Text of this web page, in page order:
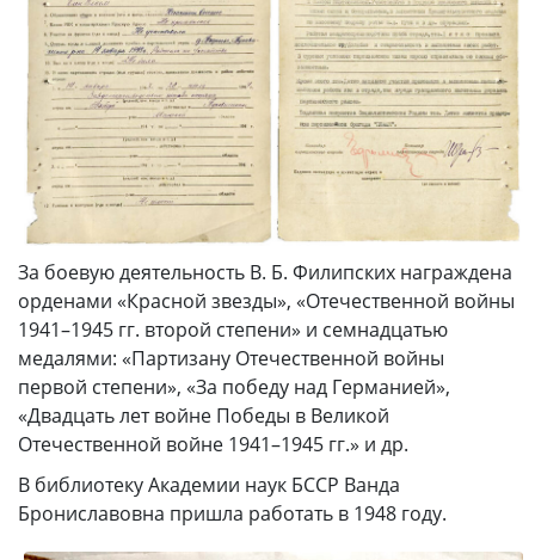
За боевую деятельность В. Б. Филипских награждена
орденами «Красной звезды», «Отечественной войны
1941–1945 гг. второй степени» и семнадцатью
медалями: «Партизану Отечественной войны
первой степени», «За победу над Германией»,
«Двадцать лет войне Победы в Великой
Отечественной войне 1941–1945 гг.» и др.
В библиотеку Академии наук БССР Ванда
Брониславовна пришла работать в 1948 году.